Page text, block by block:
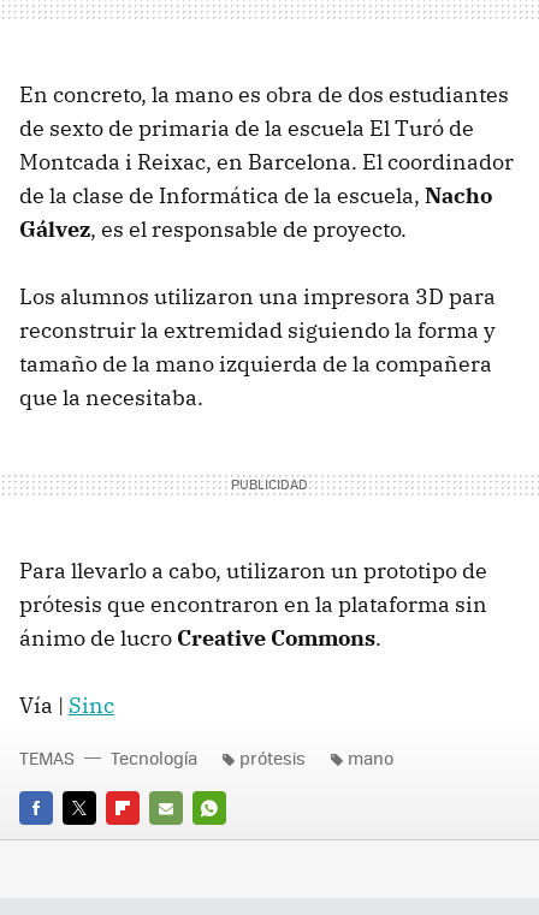
En concreto, la mano es obra de dos estudiantes
de sexto de primaria de la escuela El Turó de
Montcada i Reixac, en Barcelona. El coordinador
de la clase de Informática de la escuela, Nacho
Gálvez, es el responsable de proyecto.
Los alumnos utilizaron una impresora 3D para
reconstruir la extremidad siguiendo la forma y
tamaño de la mano izquierda de la compañera
que la necesitaba.
Para llevarlo a cabo, utilizaron un prototipo de
prótesis que encontraron en la plataforma sin
ánimo de lucro Creative Commons.
Vía | Sinc
FACEBOOK
TWITTERFLIPBOARD
E-
WHATSAPP
TEMAS Tecnología prótesis mano